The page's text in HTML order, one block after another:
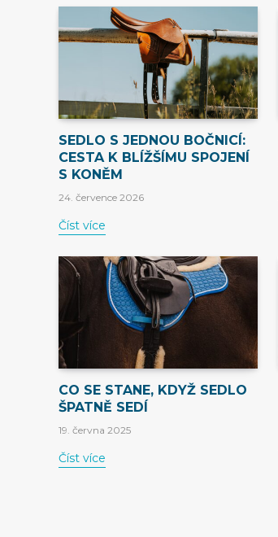
SEDLO S JEDNOU BOČNICÍ:
CESTA K BLÍŽŠÍMU SPOJENÍ
S KONĚM
24. července 2026
Číst více
CO SE STANE, KDYŽ SEDLO
ŠPATNĚ SEDÍ
19. června 2025
Číst více